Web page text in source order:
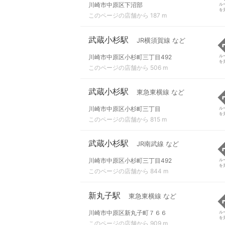
川崎市中原区下沼部
このページの店舗から 187 m
ル
を
武蔵小杉駅 JR横須賀線 など
川崎市中原区小杉町三丁目492
このページの店舗から 506 m
ル
を
武蔵小杉駅 東急東横線 など
川崎市中原区小杉町三丁目
このページの店舗から 815 m
ル
を
武蔵小杉駅 JR南武線 など
川崎市中原区小杉町三丁目492
このページの店舗から 844 m
ル
を
新丸子駅 東急東横線 など
川崎市中原区新丸子町７６６
このページの店舗から 909 m
ル
を